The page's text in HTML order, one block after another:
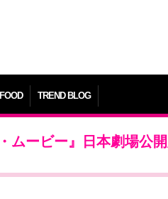
FOOD TREND BLOG
ムービー』日本劇場公